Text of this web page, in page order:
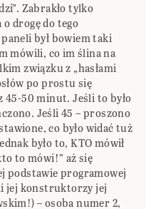
Zabrakło tylko
drogę do tego
był bowiem taki
mówili, co im ślina na
związku z „hasłami
po prostu się
50 minut. Jeśli to było
Jeśli 45 – proszono
co było widać tuż
było to, KTO mówił
to mówi!” aż się
podstawie programowej
jej konstruktorzy jej
– osoba numer 2,